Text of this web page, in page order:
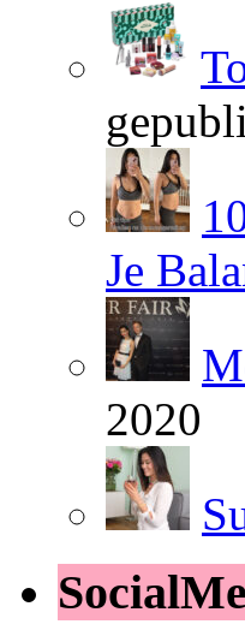
Je
2020